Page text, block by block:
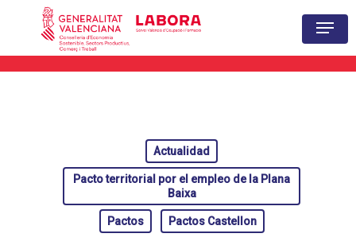
Actualidad
Pacto territorial por el empleo de la Plana
Baixa
Pactos Pactos Castellon